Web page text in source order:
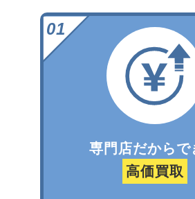
専門店だからで
高価買取